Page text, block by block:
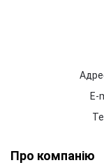
E-
Про компанію